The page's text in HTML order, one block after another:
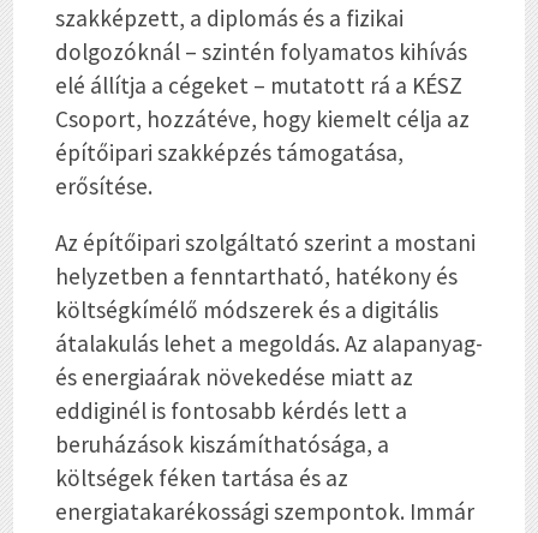
szakképzett, a diplomás és a fizikai
dolgozóknál – szintén folyamatos kihívás
elé állítja a cégeket – mutatott rá a KÉSZ
Csoport, hozzátéve, hogy kiemelt célja az
építőipari szakképzés támogatása,
erősítése.
Az építőipari szolgáltató szerint a mostani
helyzetben a fenntartható, hatékony és
költségkímélő módszerek és a digitális
átalakulás lehet a megoldás. Az alapanyag-
és energiaárak növekedése miatt az
eddiginél is fontosabb kérdés lett a
beruházások kiszámíthatósága, a
költségek féken tartása és az
energiatakarékossági szempontok. Immár